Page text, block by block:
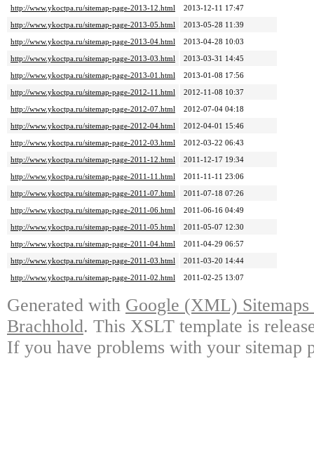
http://www.ykoctpa.ru/sitemap-page-2013-12.html
2013-12-11 17:47
http://www.ykoctpa.ru/sitemap-page-2013-05.html
2013-05-28 11:39
http://www.ykoctpa.ru/sitemap-page-2013-04.html
2013-04-28 10:03
http://www.ykoctpa.ru/sitemap-page-2013-03.html
2013-03-31 14:45
http://www.ykoctpa.ru/sitemap-page-2013-01.html
2013-01-08 17:56
http://www.ykoctpa.ru/sitemap-page-2012-11.html
2012-11-08 10:37
http://www.ykoctpa.ru/sitemap-page-2012-07.html
2012-07-04 04:18
http://www.ykoctpa.ru/sitemap-page-2012-04.html
2012-04-01 15:46
http://www.ykoctpa.ru/sitemap-page-2012-03.html
2012-03-22 06:43
http://www.ykoctpa.ru/sitemap-page-2011-12.html
2011-12-17 19:34
http://www.ykoctpa.ru/sitemap-page-2011-11.html
2011-11-11 23:06
http://www.ykoctpa.ru/sitemap-page-2011-07.html
2011-07-18 07:26
http://www.ykoctpa.ru/sitemap-page-2011-06.html
2011-06-16 04:49
http://www.ykoctpa.ru/sitemap-page-2011-05.html
2011-05-07 12:30
http://www.ykoctpa.ru/sitemap-page-2011-04.html
2011-04-29 06:57
http://www.ykoctpa.ru/sitemap-page-2011-03.html
2011-03-20 14:44
http://www.ykoctpa.ru/sitemap-page-2011-02.html
2011-02-25 13:07
Generated with Google (XML)
Brachhold. This XSLT template is
If you have problems with your sitemap